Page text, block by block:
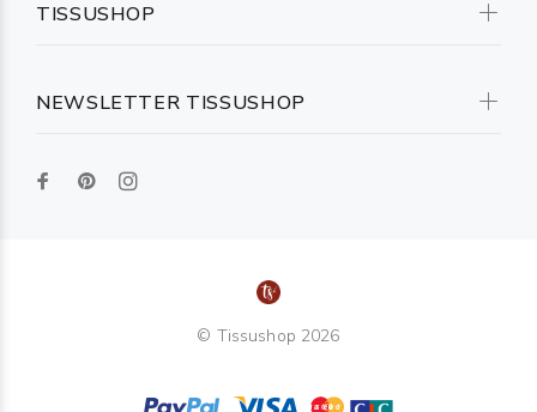
NEWSLETTER TISSUSHOP
TISSUSHOP
© Tissushop 2026